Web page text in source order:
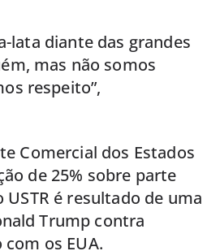
lata diante das grandes
mas não somos
respeito”,
Comercial dos Estados
de 25% sobre parte
é resultado de uma
Trump contra
os EUA.